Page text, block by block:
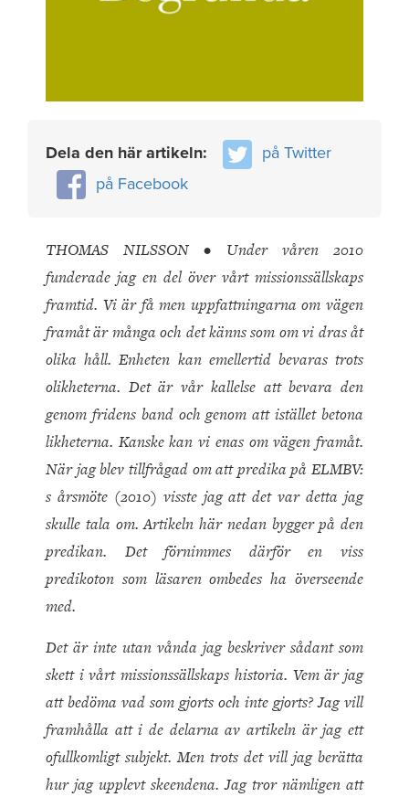
Dela den här artikeln:
på Twitter
på Facebook
THOMAS NILSSON • Under våren 2010
funderade jag en del över vårt missionssällskaps
framtid. Vi är få men uppfattningarna om vägen
framåt är många och det känns som om vi dras åt
olika håll. Enheten kan emellertid bevaras trots
olikheterna. Det är vår kallelse att bevara den
genom fridens band och genom att istället betona
likheterna. Kanske kan vi enas om vägen framåt.
När jag blev tillfrågad om att predika på ELMBV:
s årsmöte (2010) visste jag att det var detta jag
skulle tala om. Artikeln här nedan bygger på den
predikan. Det förnimmes därför en viss
predikoton som läsaren ombedes ha överseende
med.
Det är inte utan vånda jag beskriver sådant som
skett i vårt missionssällskaps historia. Vem är jag
att bedöma vad som gjorts och inte gjorts? Jag vill
framhålla att i de delarna av artikeln är jag ett
ofullkomligt subjekt. Men trots det vill jag berätta
hur jag upplevt skeendena. Jag tror nämligen att